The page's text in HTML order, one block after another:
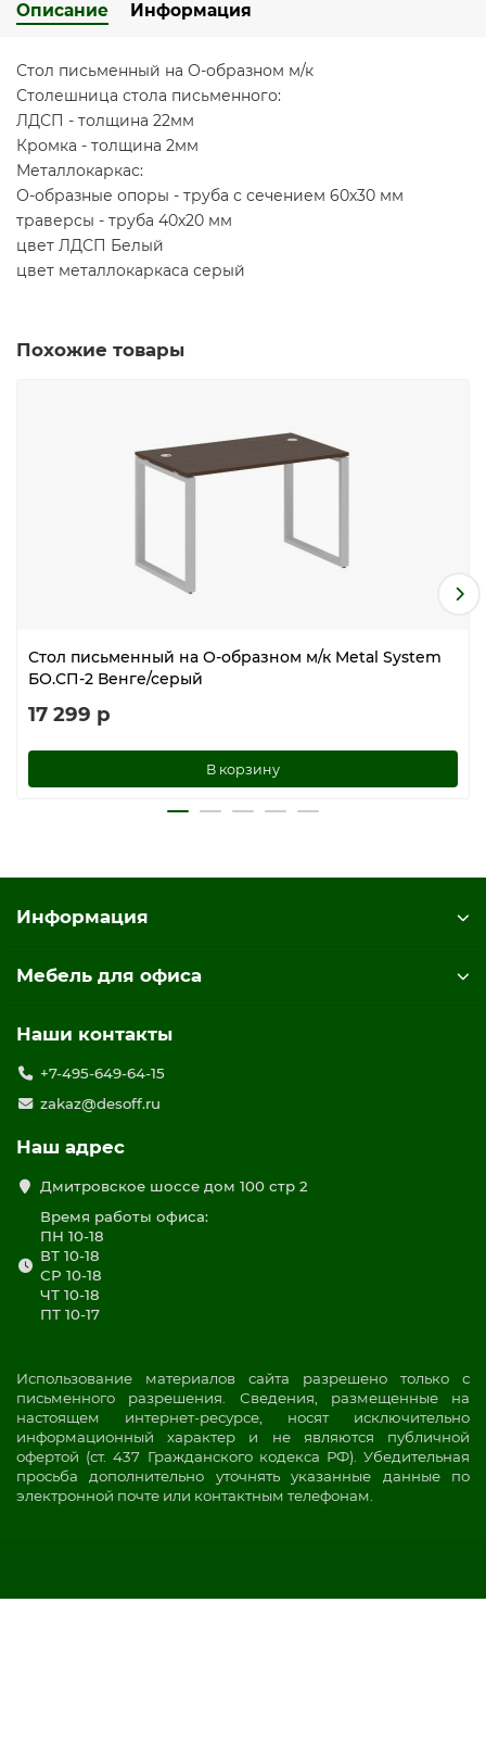
Описание Информация
Стол письменный на О-образном м/к
Столешница стола письменного:
ЛДСП - толщина 22мм
Кромка - толщина 2мм
Металлокаркас:
О-образные опоры - труба с сечением 60х30 мм
траверсы - труба 40х20 мм
цвет ЛДСП Белый
цвет металлокаркаса серый
Похожие товары
Стол письменный на О-образном м/к Metal System
БО.СП-2 Венге/серый
17 299 р
В корзину
Информация
Мебель для офиса
Наши контакты
+7-495-649-64-15
zakaz@desoff.ru
Наш адрес
Дмитровское шоссе дом 100 стр 2
Время работы офиса:
ПН 10-18
ВТ 10-18
СР 10-18
ЧТ 10-18
ПТ 10-17
Использование материалов сайта разрешено только с
письменного разрешения. Сведения, размещенные на
настоящем интернет-ресурсе, носят исключительно
информационный характер и не являются публичной
офертой (ст. 437 Гражданского кодекса РФ). Убедительная
просьба дополнительно уточнять указанные данные по
электронной почте или контактным телефонам.